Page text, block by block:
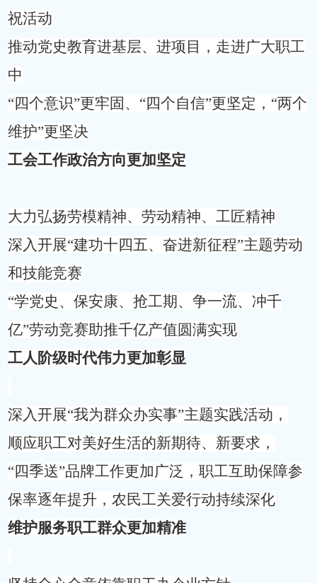
祝活动
推动党史教育进基层、进项目，走进广大职工
中
“四个意识”更牢固、“四个自信”更坚定，“两个
维护”更坚决
工会工作政治方向更加坚定
大力弘扬劳模精神、劳动精神、工匠精神
深入开展“建功十四五、奋进新征程”主题劳动
和技能竞赛
“学党史、保安康、抢工期、争一流、冲千
亿”劳动竞赛助推千亿产值圆满实现
工人阶级时代伟力更加彰显
深入开展“我为群众办实事”主题实践活动，
顺应职工对美好生活的新期待、新要求，
“四季送”品牌工作更加广泛，职工互助保障参
保率逐年提升，农民工关爱行动持续深化
维护服务职工群众更加精准